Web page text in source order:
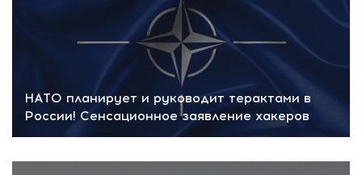
НАТО планирует и руководит терактами в
России! Сенсационное заявление хакеров